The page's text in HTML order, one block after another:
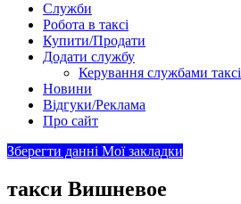
Служби
Робота в таксі
Купити/Продати
Додати службу
Керування службами таксі
Новини
Відгуки/Реклама
Про сайт
Зберегти данні Мої закладки
такси Вишневое